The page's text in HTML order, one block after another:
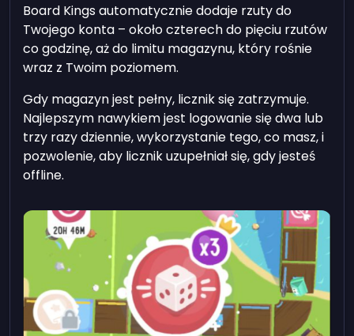
Board Kings automatycznie dodaje rzuty do
Twojego konta – około czterech do pięciu rzutów
co godzinę, aż do limitu magazynu, który rośnie
wraz z Twoim poziomem.
Gdy magazyn jest pełny, licznik się zatrzymuje.
Najlepszym nawykiem jest logowanie się dwa lub
trzy razy dziennie, wykorzystanie tego, co masz, i
pozwolenie, aby licznik uzupełniał się, gdy jesteś
offline.